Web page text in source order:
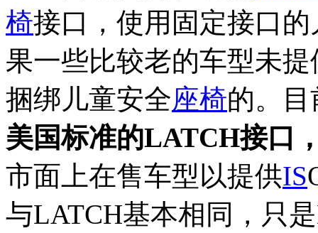
椅接口，使用固定接口
果一些比较老的车型未
捆绑儿童安全座椅的。目
美国标准的LATCH接口
市面上在售车型以提供IS
与LATCH基本相同，只